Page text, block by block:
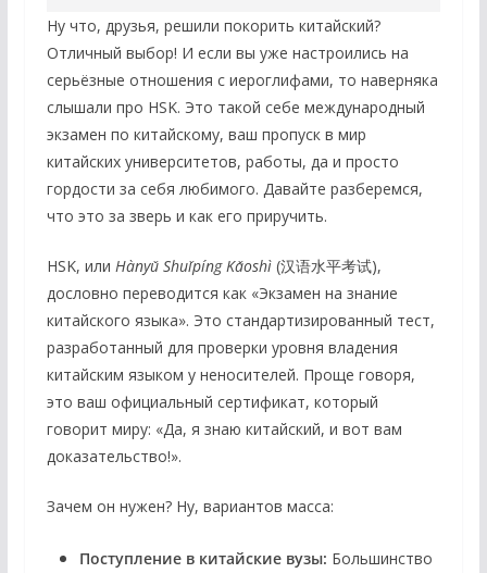
Ну что, друзья, решили покорить китайский?
Отличный выбор! И если вы уже настроились на
серьёзные отношения с иероглифами, то наверняка
слышали про HSK. Это такой себе международный
экзамен по китайскому, ваш пропуск в мир
китайских университетов, работы, да и просто
гордости за себя любимого. Давайте разберемся,
что это за зверь и как его приручить.
HSK, или Hànyǔ Shuǐpíng Kǎoshì(汉语水平考试),
дословно переводится как «Экзамен на знание
китайского языка». Это стандартизированный тест,
разработанный для проверки уровня владения
китайским языком у неносителей. Проще говоря,
это ваш официальный сертификат, который
говорит миру: «Да, я знаю китайский, и вот вам
доказательство!».
Зачем он нужен? Ну, вариантов масса:
Поступление в китайские вузы: Большинство